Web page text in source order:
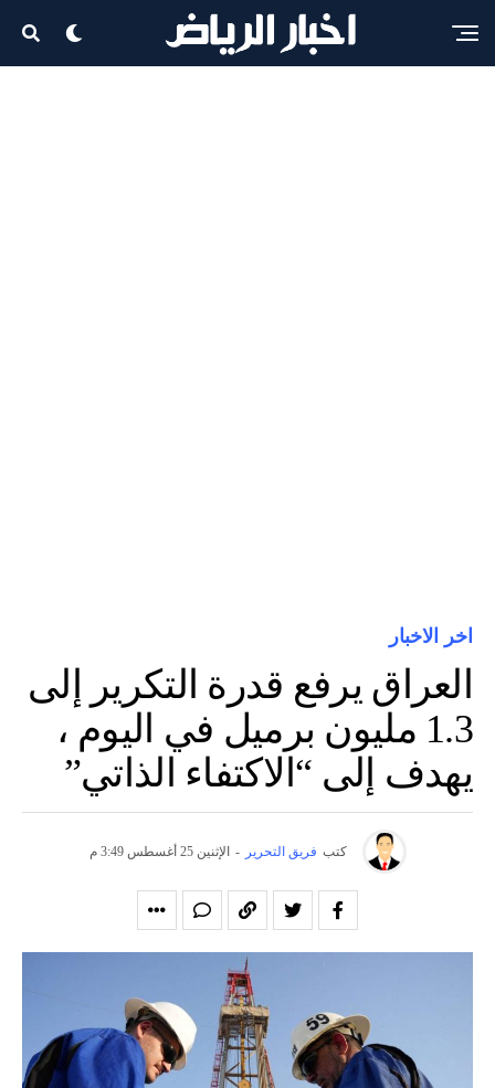
اخر الاخبار
العراق يرفع قدرة التكرير إلى
1.3 مليون برميل في اليوم ،
يهدف إلى “الاكتفاء الذاتي”
كتب فريق التحرير - الإثنين 25 أغسطس 3:49 م